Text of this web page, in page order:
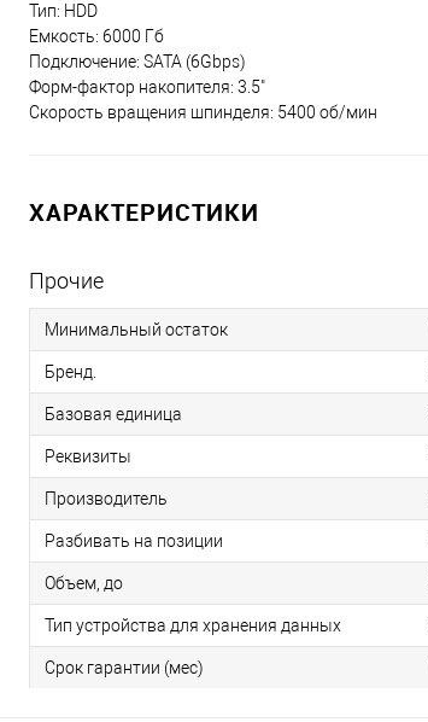
Тип: HDD
Емкость: 6000 Гб
Подключение: SATA (6Gbps)
Форм-фактор накопителя: 3.5"
Скорость вращения шпинделя: 5400 об/мин
ХАРАКТЕРИСТИКИ
Прочие
Минимальный остаток
Бренд.
Базовая единица
Реквизиты
Производитель
Разбивать на позиции
Объем, до
Тип устройства для хранения данных
Срок гарантии (мес)